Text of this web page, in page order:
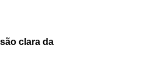
clara da